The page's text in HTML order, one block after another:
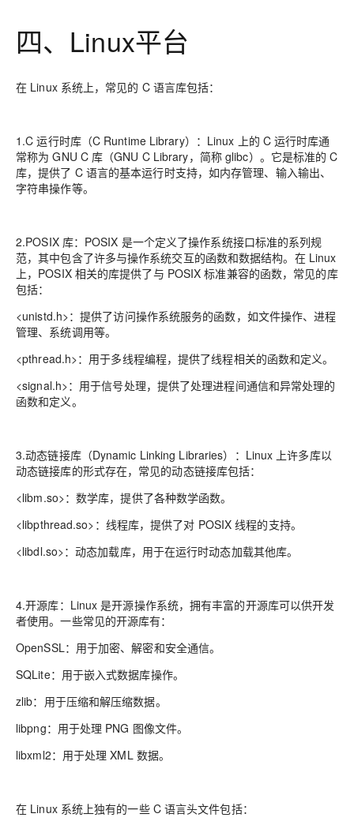
四、Linux平台
在 Linux 系统上，常见的 C 语言库包括：
1.C 运行时库（C Runtime Library）：Linux 上的 C 运行时库通
常称为 GNU C 库（GNU C Library，简称 glibc）。它是标准的 C
库，提供了 C 语言的基本运行时支持，如内存管理、输入输出、
字符串操作等。
2.POSIX 库：POSIX 是一个定义了操作系统接口标准的系列规
范，其中包含了许多与操作系统交互的函数和数据结构。在 Linux
上，POSIX 相关的库提供了与 POSIX 标准兼容的函数，常见的库
包括：
<unistd.h>：提供了访问操作系统服务的函数，如文件操作、进程
管理、系统调用等。
<pthread.h>：用于多线程编程，提供了线程相关的函数和定义。
<signal.h>：用于信号处理，提供了处理进程间通信和异常处理的
函数和定义。
3.动态链接库（Dynamic Linking Libraries）：Linux 上许多库以
动态链接库的形式存在，常见的动态链接库包括：
<libm.so>：数学库，提供了各种数学函数。
<libpthread.so>：线程库，提供了对 POSIX 线程的支持。
<libdl.so>：动态加载库，用于在运行时动态加载其他库。
4.开源库：Linux 是开源操作系统，拥有丰富的开源库可以供开发
者使用。一些常见的开源库有：
OpenSSL：用于加密、解密和安全通信。
SQLite：用于嵌入式数据库操作。
zlib：用于压缩和解压缩数据。
libpng：用于处理 PNG 图像文件。
libxml2：用于处理 XML 数据。
在 Linux 系统上独有的一些 C 语言头文件包括：